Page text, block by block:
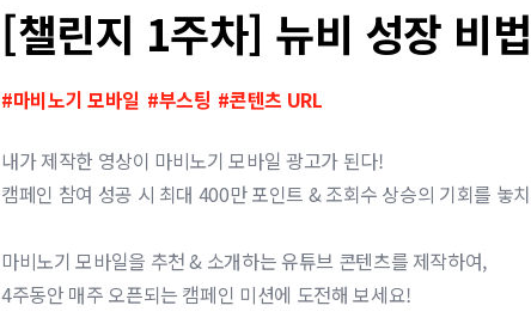
[챌린지 1주차] 뉴비 성장 비
#마비노기 모바일 #부스팅 #콘텐츠 URL
내가 제작한 영상이 마비노기 모바일 광고가 된다!
캠페인 참여 성공 시 최대 400만 포인트 & 조회수 상승의 기회를 놓
마비노기 모바일을 추천 & 소개하는 유튜브 콘텐츠를 제작하여,
4주동안 매주 오픈되는 캠페인 미션에 도전해 보세요!